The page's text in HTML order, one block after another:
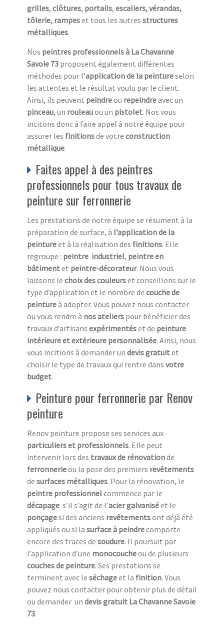
grilles, clôtures, portails, escaliers,vérandas,
tôlerie, rampeset tous les autres structures
métalliques.
Nos peintres professionnels à La Chavanne
Savoie 73 proposent également différentes
méthodes pour l’application de la peintureselon
les attentes et le résultat voulu par le client.
Ainsi, ils peuvent peindreou repeindreavec un
pinceau, un rouleauou un pistolet. Nos vous
incitons donc à faire appel à notre équipe pour
assurer les finitionsde votre construction
métallique.
Faites appel à des peintres
professionnels pour tous travaux de
peinture sur ferronnerie
Les prestations de notre équipe se résument à la
préparation de surface, à l’application de la
peintureet à la réalisation des finitions. Elle
regroupe : peintre industriel, peintre en
bâtimentet peintre-décorateur. Nous vous
laissons le choix des couleurset conseillons sur le
type d’application et le nombre de couche de
peintureà adopter. Vous pouvez nous contacter
ou vous rendre à nos ateliers pour bénéficier des
travaux d’artisans expérimentéset de peinture
intérieure et extérieure personnalisée. Ainsi, nous
vous incitions à demander un devis gratuitet
choisir le type de travaux qui rentre dans votre
budget.
Peinture pour ferronnerie par Renov
peinture
Renov peinture propose ses services aux
particuliers et professionnels. Elle peut
intervenir lors des travaux de rénovationde
ferronnerieou la pose des premiers revêtements
de surfaces métalliques. Pour la rénovation, le
peintre professionnelcommence par le
décapage s’il s’agit de l’acier galvaniséet le
ponçagesi des anciens revêtementsont déjà été
appliqués ou si la surface à peindrecomporte
encore des traces de soudure. Il poursuit par
l’application d’une monocoucheou de plusieurs
couches de peinture. Ses prestations se
terminent avec le séchageet la finition. Vous
pouvez nous contacter pour obtenir plus de détail
ou demander un devis gratuit La Chavanne Savoie
73.